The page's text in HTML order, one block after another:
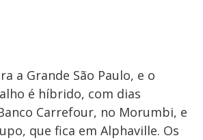
a Grande São Paulo, e o
é híbrido, com dias
Carrefour, no Morumbi, e
que fica em Alphaville. Os